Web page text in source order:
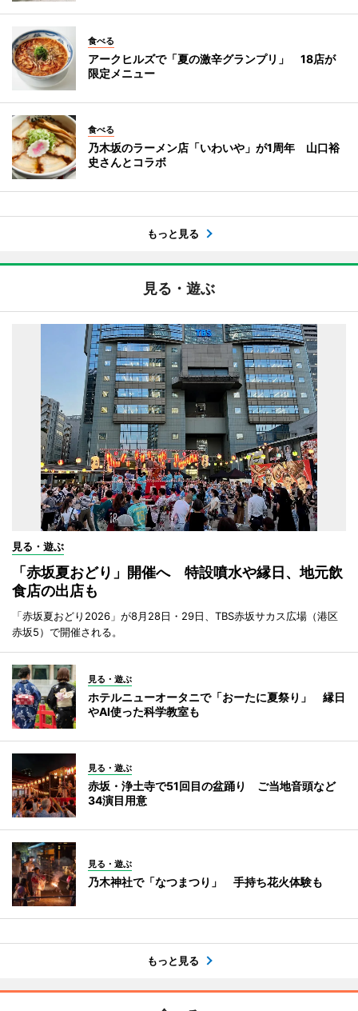
食べる
アークヒルズで「夏の激辛グランプリ」 18店が
限定メニュー
食べる
乃木坂のラーメン店「いわいや」が1周年 山口裕
史さんとコラボ
もっと見る
見る・遊ぶ
見る・遊ぶ
「赤坂夏おどり」開催へ 特設噴水や縁日、地元飲
食店の出店も
「赤坂夏おどり2026」が8月28日・29日、TBS赤坂サカス広場（港区
赤坂5）で開催される。
見る・遊ぶ
ホテルニューオータニで「おーたに夏祭り」 縁日
やAI使った科学教室も
見る・遊ぶ
赤坂・浄土寺で51回目の盆踊り ご当地音頭など
34演目用意
見る・遊ぶ
乃木神社で「なつまつり」 手持ち花火体験も
もっと見る